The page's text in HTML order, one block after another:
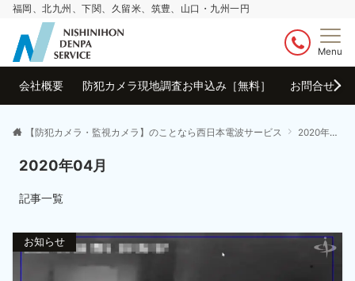
福岡、北九州、下関、久留米、筑豊、山口・九州一円
Menu
会社概要 防犯カメラ現地調査お申込み［無料］ お問合せ・
【防犯カメラ・監視カメラ】のことなら西日本電波サービス 2020年
2020年04月
記事一覧
お知らせ